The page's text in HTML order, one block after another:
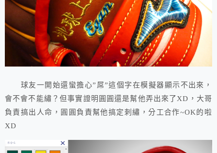
球友一開始還蠻擔心”屌”這個字在模擬器顯示不出來，
會不會不能繡？但事實證明圓圓還是幫他弄出來了XD，大哥
負責搞出人命，圓圓負責幫他搞定刺繡，分工合作~OK的啦
XD